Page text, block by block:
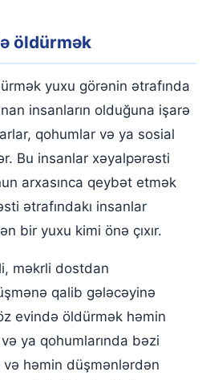
öldürmək
yuxu görənin ətrafında
insanların olduğuna işarə
qohumlar və ya sosial
Bu insanlar xəyalpərəsti
arxasınca qeybət etmək
ətrafındakı insanlar
bir yuxu kimi önə çıxır.
məkrli dostdan
qalib gələcəyinə
evində öldürmək həmin
ya qohumlarında bəzi
həmin düşmənlərdən